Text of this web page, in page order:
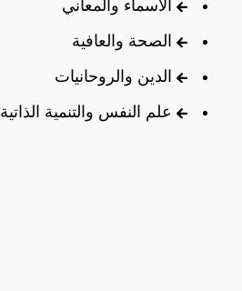
الأسماء والمعاني
الصحة والعافية
الدين والروحانيات
علم النفس والتنمية الذاتية